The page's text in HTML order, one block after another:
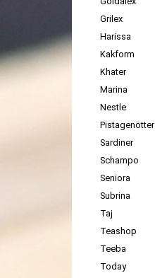
Grilex
Harissa
Kakform
Khater
Marina
Nestle
Pistagenötter
Sardiner
Schampo
Seniora
Subrina
Taj
Teashop
Teeba
Today